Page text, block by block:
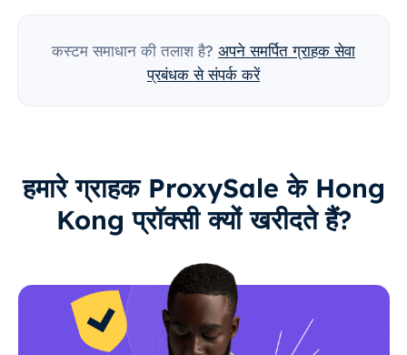
कस्टम समाधान की तलाश है? अपने समर्पित ग्राहक सेवा
प्रबंधक से संपर्क करें
हमारे ग्राहक ProxySale के Hong
Kong प्रॉक्सी क्यों खरीदते हैं?